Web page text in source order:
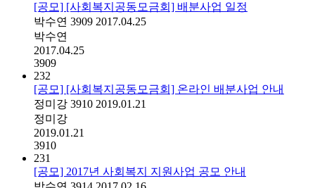
[공모] [사회복지공동모금회] 배분사업 일정
박수연 3909 2017.04.25
박수연
2017.04.25
3909
232
[공모] [사회복지공동모금회] 온라인 배분사업 안내
정미강 3910 2019.01.21
정미강
2019.01.21
3910
231
[공모] 2017년 사회복지 지원사업 공모 안내